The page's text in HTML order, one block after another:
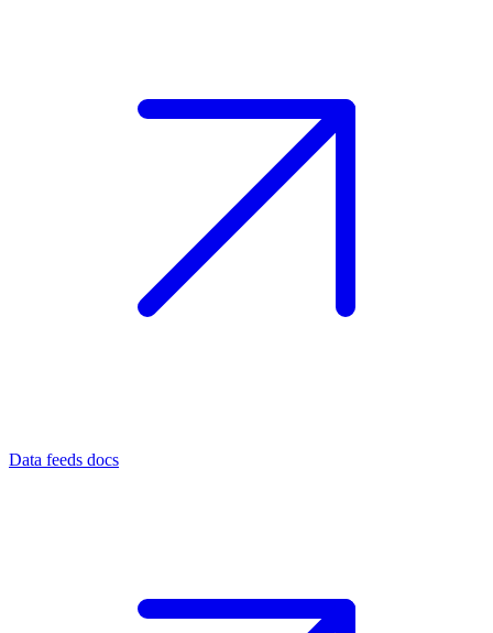
Data feeds docs